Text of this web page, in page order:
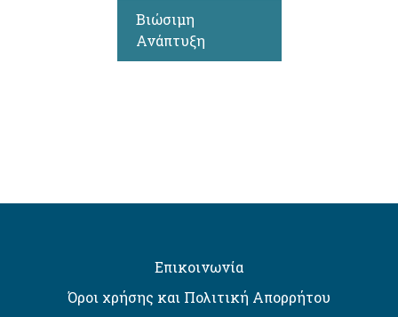
Βιώσιμη
Ανάπτυξη
Επικοινωνία
Όροι χρήσης και Πολιτική Απορρήτου